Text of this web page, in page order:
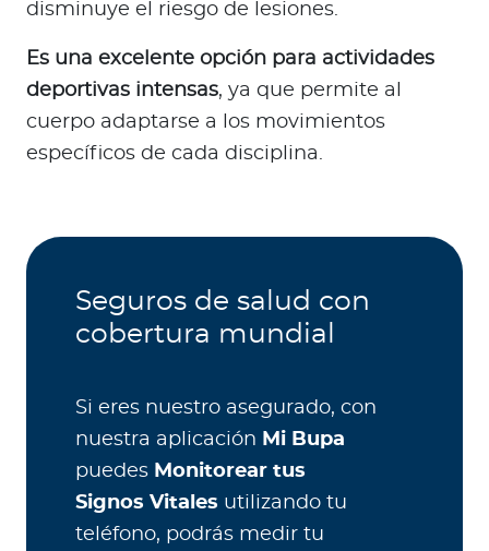
disminuye el riesgo de lesiones.
Es una excelente opción para actividades
deportivas intensas, ya que permite al
cuerpo adaptarse a los movimientos
específicos de cada disciplina.
Seguros de salud con
cobertura mundial
Si eres nuestro asegurado, con
nuestra aplicación Mi Bupa
puedes Monitorear tus
Signos Vitales utilizando tu
teléfono, podrás medir tu